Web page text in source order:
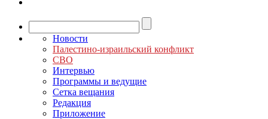
Новости
Палестино-израильский конфликт
СВО
Интервью
Программы и ведущие
Сетка вещания
Редакция
Приложение